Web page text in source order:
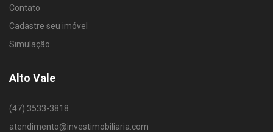
Contato
Cadastre seu imóvel
Simulação
Alto Vale
(47) 3533-3818
atendimento@investimobiliaria.com